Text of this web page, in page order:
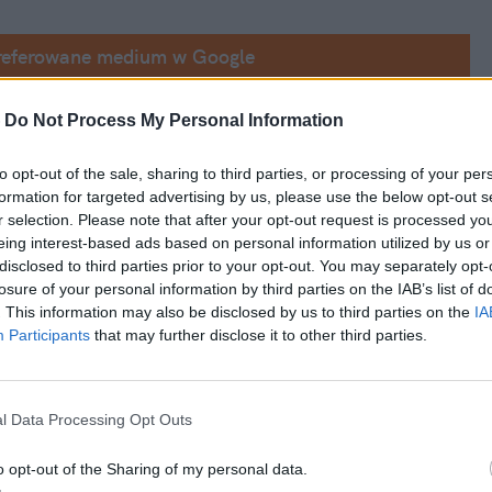
Do Not Process My Personal Information
opt-out of the sale, sharing to third parties, or processing of your
for targeted advertising by us, please use the below opt-out
selection. Please note that after your opt-out request is processed
interest-based ads based on personal information utilized by us
to third parties prior to your opt-out. You may separately
of your personal information by third parties on the IAB’s list of
This information may also be disclosed by us to third parties on the
Participants that may further disclose it to other third parties.
Data Processing Opt Outs
opt-out of the Sharing of my personal data.
medium w Google
– każdy sobie z nim poradzi
tradycyjnych, bo są bez drożdży – nie
pączki wymagają co najmniej godziny na
razu.